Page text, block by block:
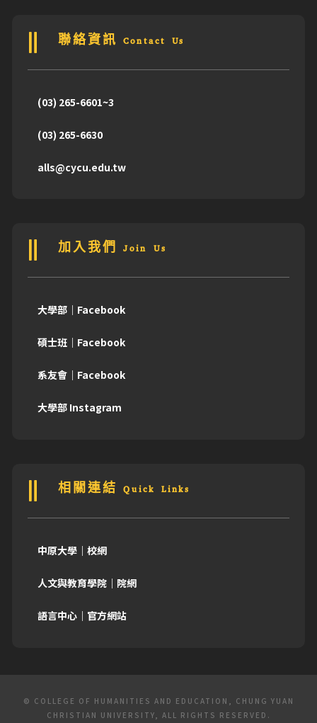
聯絡資訊 Contact Us
(03) 265-6601~3
(03) 265-6630
alls@cycu.edu.tw
加入我們 Join Us
大學部｜Facebook
碩士班｜Facebook
系友會｜Facebook
大學部 Instagram
相關連結 Quick Links
中原大學｜校網
人文與教育學院｜院網
語言中心｜官方網站
© COLLEGE OF HUMANITIES AND EDUCATION, CHUNG YUAN
CHRISTIAN UNIVERSITY, ALL RIGHTS RESERVED.